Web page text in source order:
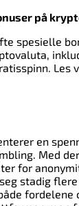
på
spesielle
Les
en
Med
for
stadig
fordelene